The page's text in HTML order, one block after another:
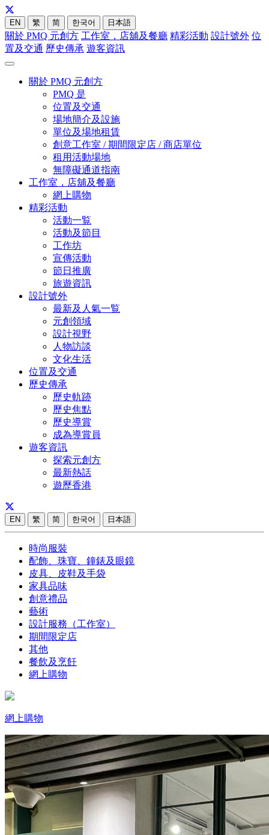
EN 繁 简 한국어 日本語
關於 PMQ 元創方 工作室，店舖及餐廳 精彩活動 設計號外 位
置及交通 歷史傳承 遊客資訊
關於 PMQ 元創方
PMQ 是
位置及交通
場地簡介及設施
單位及場地租賃
創意工作室 / 期間限定店 / 商店單位
租用活動場地
無障礙通道指南
工作室，店舖及餐廳
網上購物
精彩活動
活動一覧
活動及節目
工作坊
宣傳活動
節日推廣
旅遊資訊
設計號外
最新及人氣一覧
元創領域
設計視野
人物訪談
文化生活
位置及交通
歷史傳承
歷史軌跡
歷史焦點
歷史導賞
成為導賞員
遊客資訊
探索元創方
最新熱話
遊歷香港
EN 繁 简 한국어 日本語
時尚服裝
配飾、珠寶、鐘錶及眼鏡
皮具、皮鞋及手袋
家具品味
創意禮品
藝術
設計服務（工作室）
期間限定店
其他
餐飲及烹飪
網上購物
網上購物